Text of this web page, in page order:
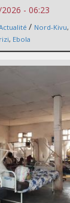
- 06:23
/ Nord-Kivu,
, Ebola